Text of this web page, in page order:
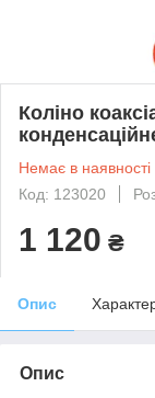
Коліно
Немає в наявності
Код: 123020
1 120 ₴
Опис
Опис